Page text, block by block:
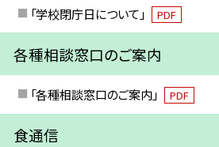
「学校閉庁日について」 PDF
各種相談窓口のご案内
「各種相談窓口のご案内」 PDF
食通信